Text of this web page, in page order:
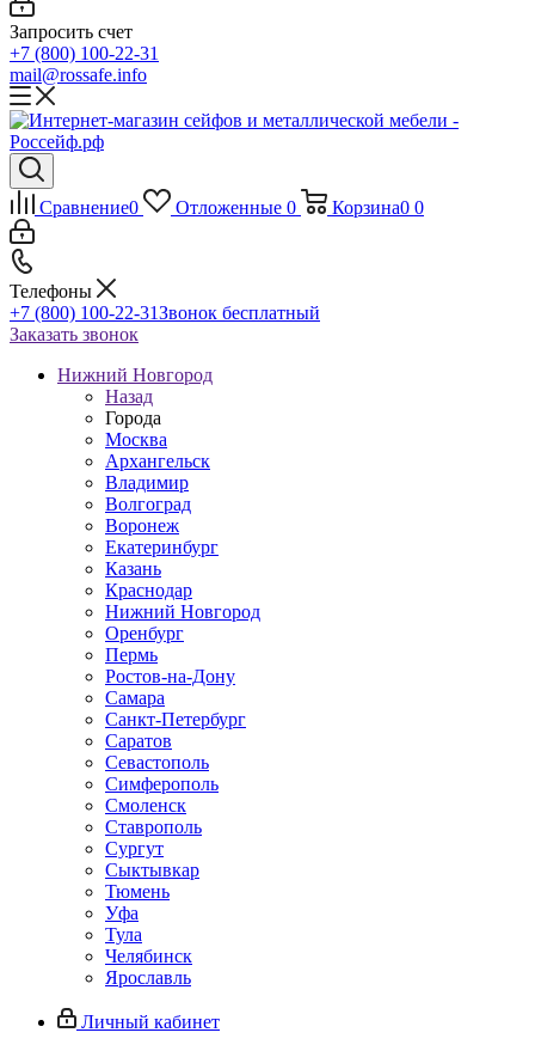
Запросить счет
+7 (800) 100-22-31
mail@rossafe.info
Сравнение0 Отложенные 0 Корзина0 0
Телефоны
+7 (800) 100-22-31Звонок бесплатный
Заказать звонок
Нижний Новгород
Назад
Города
Москва
Архангельск
Владимир
Волгоград
Воронеж
Екатеринбург
Казань
Краснодар
Нижний Новгород
Оренбург
Пермь
Ростов-на-Дону
Самара
Санкт-Петербург
Саратов
Севастополь
Симферополь
Смоленск
Ставрополь
Сургут
Сыктывкар
Тюмень
Уфа
Тула
Челябинск
Ярославль
Личный кабинет